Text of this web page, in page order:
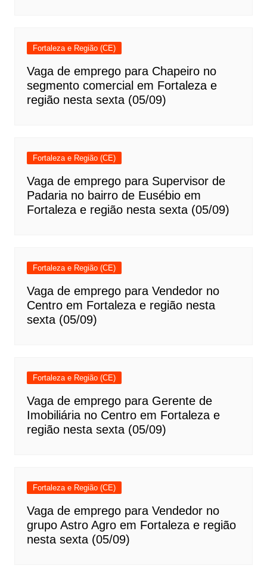
Fortaleza e Região (CE)
Vaga de emprego para Chapeiro no
segmento comercial em Fortaleza e
região nesta sexta (05/09)
Fortaleza e Região (CE)
Vaga de emprego para Supervisor de
Padaria no bairro de Eusébio em
Fortaleza e região nesta sexta (05/09)
Fortaleza e Região (CE)
Vaga de emprego para Vendedor no
Centro em Fortaleza e região nesta
sexta (05/09)
Fortaleza e Região (CE)
Vaga de emprego para Gerente de
Imobiliária no Centro em Fortaleza e
região nesta sexta (05/09)
Fortaleza e Região (CE)
Vaga de emprego para Vendedor no
grupo Astro Agro em Fortaleza e região
nesta sexta (05/09)